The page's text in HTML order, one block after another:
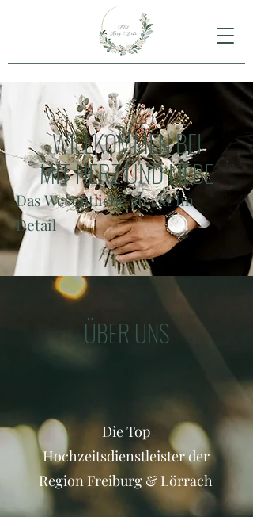
WILLKOMMEN BEI
MIT HERZ UND LIEBE
Das Wesentliche steckt im
Detail
ÜBER UNS
Die Top
Hochzeitsdienstleister der
Region Freiburg & Lörrach